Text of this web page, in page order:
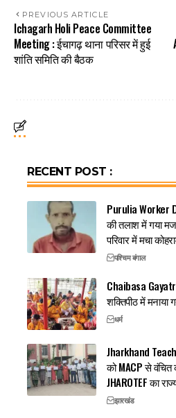
PREVIOUS ARTICLE
Ichagarh Holi Peace Committee
Meeting : ईचागढ़ थाना परिसर में हुई
शांति समिति की बैठक
RECENT POST :
Purulia Worker
की तलाश में गया
परिवार में मचा
पश्चिम बंगाल
Chaibasa Gayatri
शक्तिपीठ में मनाया
धर्म
Jharkhand
को MACP से
JHAROTEF का
झारखंड